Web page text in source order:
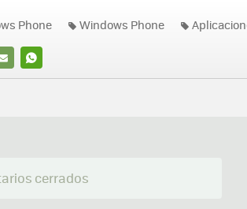
WHATSAPP
Phone Windows Phone
cerrados